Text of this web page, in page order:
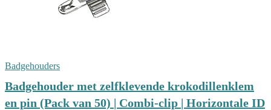
Badgehouders
Badgehouder met zelfklevende krokodillenklem
en pin (Pack van 50) | Combi-clip | Horizontale ID